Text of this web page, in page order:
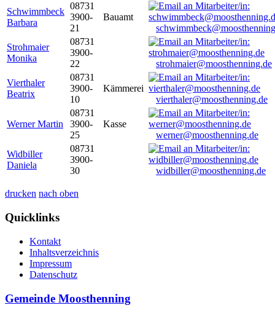
Schwimmbeck
Barbara
08731
3900-
21
Bauamt
Strohmaier
Monika
08731
3900-
22
strohmaier@moosthenning.de
Vierthaler
Beatrix
08731
3900-
10
Kämmerei
vierthaler@moosthenning.de
Werner Martin
08731
3900-
25
Kasse
werner@moosthenning.de
Widbiller
Daniela
08731
3900-
30
widbiller@moosthenning.de
drucken nach oben
Quicklinks
Kontakt
Inhaltsverzeichnis
Impressum
Datenschutz
Gemeinde Moosthenning